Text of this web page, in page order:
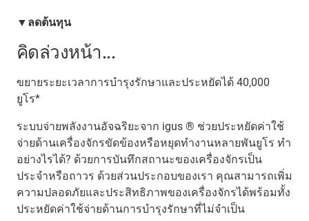
▼ลดต้นทุน
คิดล่วงหน้า...
ขยายระยะเวลาการบำรุงรักษาและประหยัดได้ 40,000
ยูโร*
ระบบจ่ายพลังงานอัจฉริยะจาก igus ® ช่วยประหยัดค่าใช้
จ่ายด้านเครื่องจักรขัดข้องหรือหยุดทำงานหลายพันยูโร ทำ
อย่างไรได้? ด้วยการบันทึกสถานะของเครื่องจักรเป็น
ประจำหรือถาวร ด้วยส่วนประกอบของเรา คุณสามารถเพิ่ม
ความปลอดภัยและประสิทธิภาพของเครื่องจักรได้พร้อมทั้ง
ประหยัดค่าใช้จ่ายด้านการบำรุงรักษาที่ไม่จำเป็น